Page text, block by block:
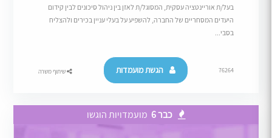
בעל/ת אוריינטציה עסקית, המסוגל/ת לאזן בין ניהול סיכונים לבין קידום
היעדים המסחריים של החברה, להשפיע על בעלי עניין בכירים ולהצליח
בסבי...
76264 הגשת מועמדות שיתוף משרה
כבר 6 מועמדויות הוגשו